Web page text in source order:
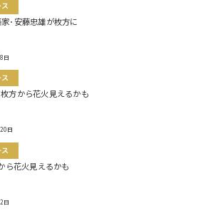
･安藤忠雄が枚方に
日
方から花火見えるかも
日
ら花火見えるかも
日